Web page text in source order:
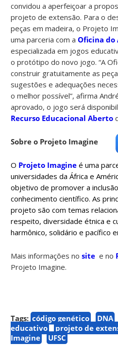
convidou a aperfeiçoar a
projeto de extensão. Para o
peças em madeira, o Projeto
uma parceria com aOficina do
especializada em jogos
o protótipo do novo jogo. “A
construir gratuitamente as
sugestões e adequações
o melhor possível”, afirma
aprovado, o jogo será
Recurso Educacional Aberto
Sobre o Projeto Imagine
O Projeto Imagine é uma
universidades da África e
objetivo de promover a
conhecimento científico. As
projeto são com temas
respeito, diversidade étnica e
harmônico, solidário e pacífico
Mais informações nosite e no
Projeto Imagine.
Tags: código genético DNA
educativo
projeto de
Imagine
UFSC